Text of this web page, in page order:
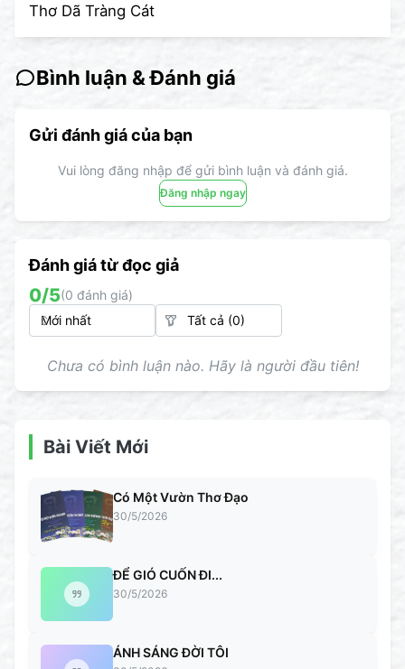
Thơ Dã Tràng Cát
Bình luận & Đánh giá
Gửi đánh giá của bạn
Vui lòng đăng nhập để gửi bình luận và đánh giá.
Đăng nhập ngay
Đánh giá từ đọc giả
0/5(0 đánh giá)
Chưa có bình luận nào. Hãy là người đầu tiên!
Bài Viết Mới
Có Một Vườn Thơ Đạo
30/5/2026
ĐỂ GIÓ CUỐN ĐI...
30/5/2026
ÁNH SÁNG ĐỜI TÔI